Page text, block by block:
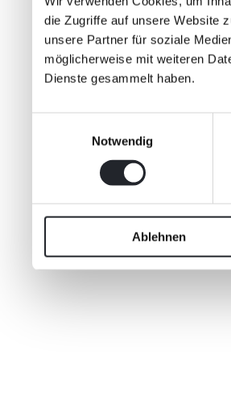
die Zugriffe auf unsere Website
unsere Partner für soziale
möglicherweise mit weiteren
Dienste gesammelt haben.
Notwendig
Ablehnen